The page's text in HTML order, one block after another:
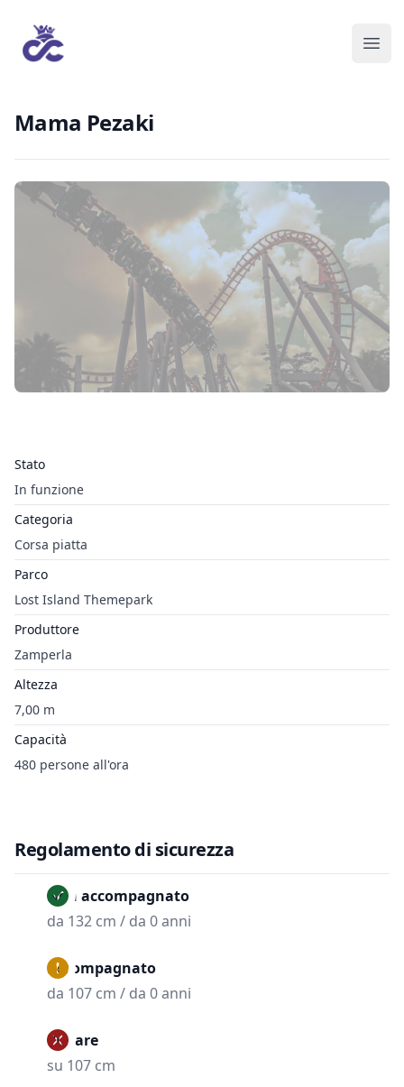
Mama Pezaki
Stato
In funzione
Categoria
Corsa piatta
Parco
Lost Island Themepark
Produttore
Zamperla
Altezza
7,00 m
Capacità
480 persone all'ora
Regolamento di sicurezza
Non accompagnato
da 132 cm / da 0 anni
Accompagnato
da 107 cm / da 0 anni
Vietare
su 107 cm